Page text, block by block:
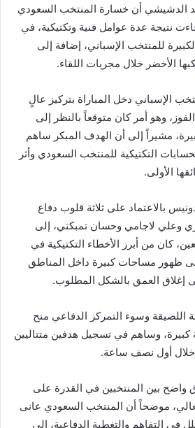
الدشيشي أن خسارة المنتخب السعودي
إسبانيا بنتيجة 4-0 جاءت نتيجة عدة عوامل فنية وتكتيكية، في
للمنتخب الإسباني، إضافة إلى
الأخضر خلال مجريات اللقاء.
الإسباني دخل المباراة بتركيز عالٍ
وهو أمر كان متوقعاً بالنظر إلى
مشيراً إلى أن الهدف المبكر ساهم
التكتيكية للمنتخب السعودي وأثر
الأولى.
بالاعتماد على ثلاثة قلوب دفاع
وعلي لاجامي وحسان تمبكتي، إلى
كان من أبرز الأخطاء التكتيكية في
ظهور مساحات كبيرة داخل المناطق
إغلاق العمق بالشكل المطلوب.
اللصيقة وسوء التمركز الدفاعي منح
كبيرة، وساهم في تسجيل هدفين متتاليين
خلال أول نصف ساعة.
واضح بين المنتخبين في القدرة على
موضحاً أن المنتخب السعودي عانى
في التفاهم والتغطية الدفاعية، إلى